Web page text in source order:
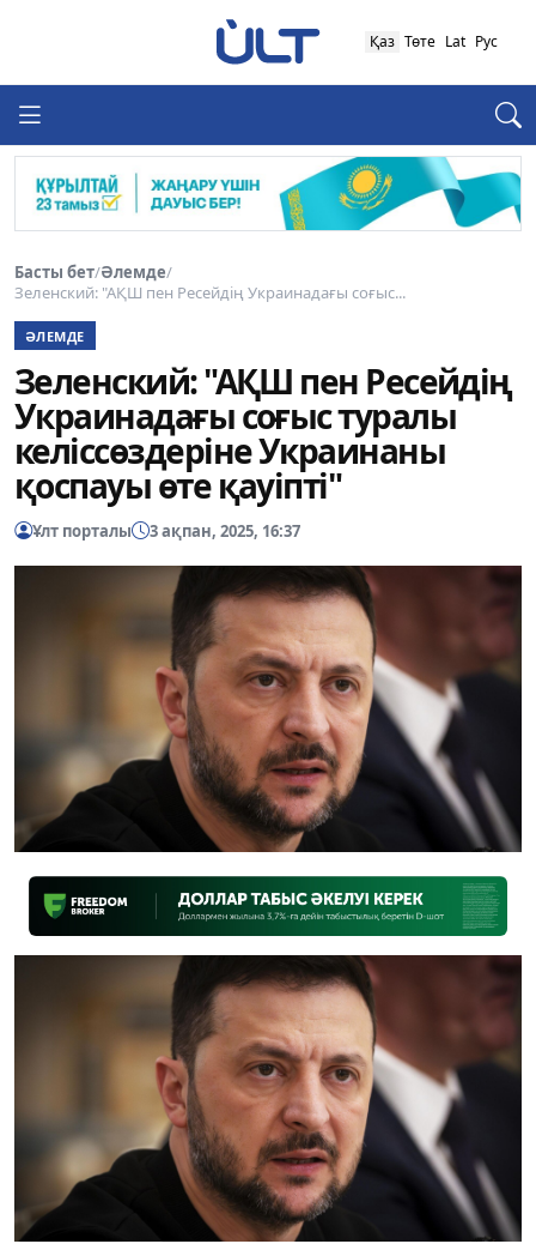
Қаз Төте Lat Рус
Басты бет/Әлемде/
Зеленский: "АҚШ пен Ресейдің Украинадағы соғыс...
ӘЛЕМДЕ
Зеленский: "АҚШ пен Ресейдің
Украинадағы соғыс туралы
келіссөздеріне Украинаны
қоспауы өте қауіпті"
Ұлт порталы 3 ақпан, 2025, 16:37